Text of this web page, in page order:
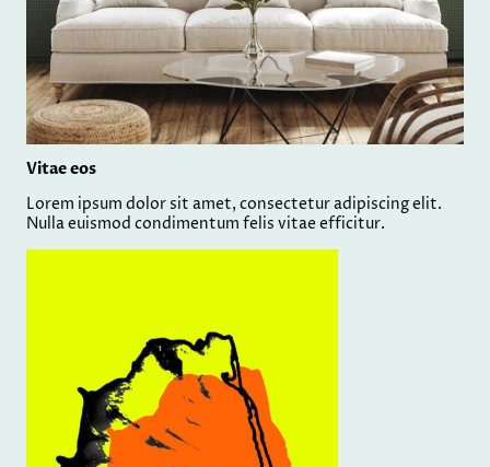
Vitae eos
Lorem ipsum dolor sit amet, consectetur adipiscing elit.
Nulla euismod condimentum felis vitae efficitur.